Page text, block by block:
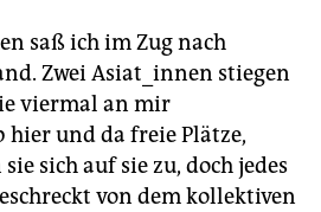
saß ich im Zug nach
Zwei Asia­t_innen stiegen
viermal an mir
hier und da freie Plätze,
sich auf sie zu, doch jedes
von dem kollektiven